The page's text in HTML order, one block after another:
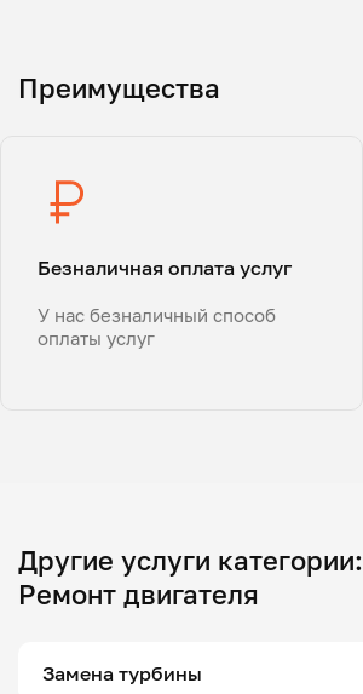
Преимущества
Безналичная оплата услуг
У нас безналичный способ
оплаты услуг
Другие услуги категории:
Ремонт двигателя
Замена турбины